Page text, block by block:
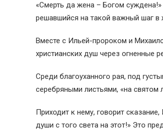
«Смерть да жена – Богом
решавшийся на такой важный шаг в
Вместе с Ильей-пророком и
христианских душ через огненные
Среди благоуханного рая, под
серебряными листьями, «на
Приходит к нему, говорит
души с того света на этот!» Это